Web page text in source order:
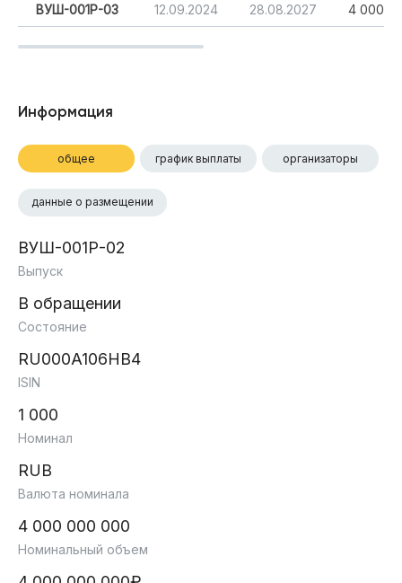
ВУШ-001Р-03 12.09.2024 28.08.2027 4 000
Информация
общее график выплаты организаторы
данные о размещении
ВУШ-001Р-02
Выпуск
В обращении
Состояние
RU000A106HB4
ISIN
1 000
Номинал
RUB
Валюта номинала
4 000 000 000
Номинальный объем